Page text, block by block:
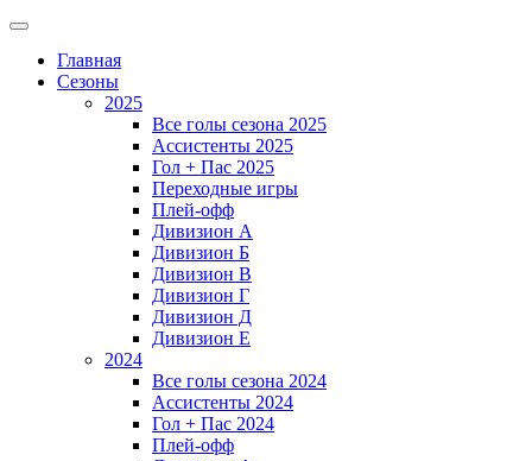
Главная
Сезоны
2025
Все голы сезона 2025
Ассистенты 2025
Гол + Пас 2025
Переходные игры
Плей-офф
Дивизион A
Дивизион Б
Дивизион В
Дивизион Г
Дивизион Д
Дивизион Е
2024
Все голы сезона 2024
Ассистенты 2024
Гол + Пас 2024
Плей-офф